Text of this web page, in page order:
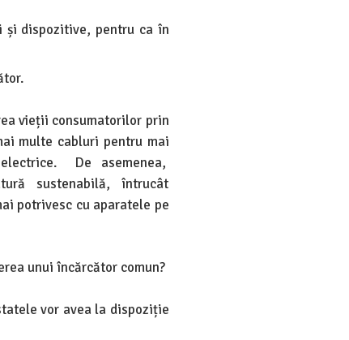
și dispozitive, pentru ca în
vieții consumatorilor prin
multe cabluri pentru mai
De asemenea,
sustenabilă, întrucât
potrivesc cu aparatele pe
unui încărcător comun?
vor avea la dispoziție